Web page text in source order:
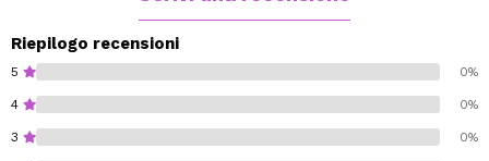
Una soluzione ideale per mantenere la pelle
equilibrata, purificata e dall'aspetto più sano.
Cruelty free.
Riepilogo recensioni
5 0%
4 0%
3 0%